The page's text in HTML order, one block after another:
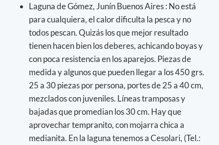
Laguna de Gómez, Junín Buenos Aires : No está
para cualquiera, el calor dificulta la pesca y no
todos pescan. Quizás los que mejor resultado
tienen hacen bien los deberes, achicando boyas y
con poca resistencia en los aparejos. Piezas de
medida y algunos que pueden llegar a los 450 grs.
25 a 30 piezas por persona, portes de 25 a 40 cm,
mezclados con juveniles. Líneas tramposas y
bajadas que promedian los 30 cm. Hay que
aprovechar tempranito, con mojarra chica a
medianita. En la laguna tenemos a Cesolari, (Tel.: